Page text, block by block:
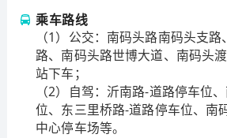
之一。
在国际合作方面，英国爱丁堡皇家
培训中心单位、国际口腔颌面外科医
口腔肿瘤外科与修复重建培训中心
国际内固定学会（AOCMF）颅颌面
建立了国内首个国际认证的麻醉护理
乘车路线
（1）公交：南码头路南码头支
路、南码头路世博大道、南码头
站下车；
（2）自驾：沂南路-道路停车位
位、东三里桥路-道路停车位、南
中心停车场等。